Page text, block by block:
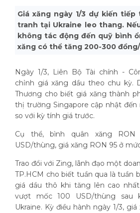
Giá xăng ngày 1/3 dự kiến
tranh tại Ukraine leo thang.
không tác động đến quỹ bình
xăng có thể tăng 200-300
Ngày 1/3, Liên Bộ Tài chính -
chỉnh giá xăng dầu theo chu kỳ.
Thương cho biết giá xăng thành
thị trường Singapore cập nhật đến
so với kỳ tính giá trước.
Cụ thể, bình quân xăng RON
USD/thùng, giá xăng RON 95 ở
Trao đổi với Zing, lãnh đạo một
TP.HCM cho biết tuần qua là tuần
giá dầu thô khi tăng lên cao
vượt mốc 100 USD/thùng sau
Ukraine. Kỳ điều hành ngày 1/3,